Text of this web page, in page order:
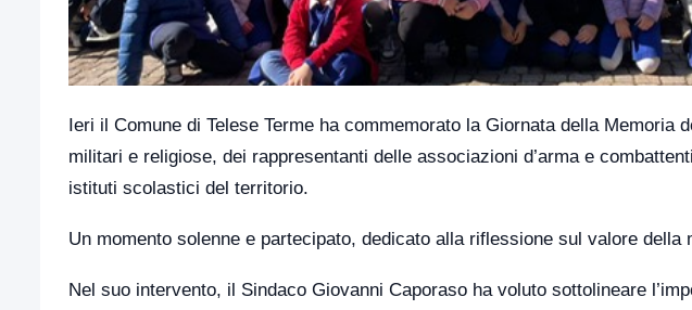
Ieri il Comune di Telese Terme ha commemorato la Giornata della Memoria
militari e religiose, dei rappresentanti delle associazioni d’arma e
istituti scolastici del territorio.
Un momento solenne e partecipato, dedicato alla riflessione sul valore
Nel suo intervento, il Sindaco Giovanni Caporaso ha voluto sottolineare